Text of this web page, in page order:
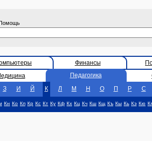
Финансы
Педагогика
З И Й К Л М Н О П Р С
Кн Ко Кп Кр Кс Кт Ку Кф Кх Кц Кч Кш Кщ Къ Кы Кь Кэ Кю